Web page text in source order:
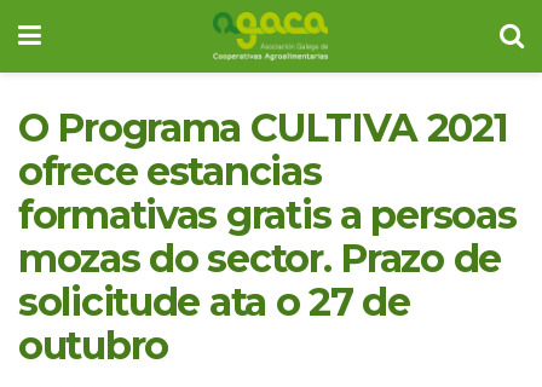
O Programa CULTIVA 2021
ofrece estancias
formativas gratis a persoas
mozas do sector. Prazo de
solicitude ata o 27 de
outubro